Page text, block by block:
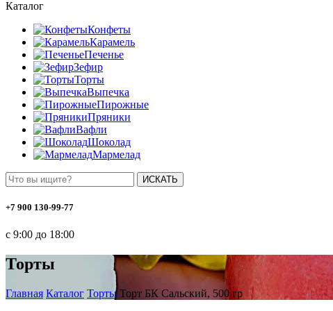
Каталог
Конфеты
Карамель
Печенье
Зефир
Торты
Выпечка
Пирожные
Пряники
Вафли
Шоколад
Мармелад
ИСКАТЬ
+7 900 130-99-77
с 9:00 до 18:00
Торты
Главная Каталог Торты Торт БК Сальский, 500 гр